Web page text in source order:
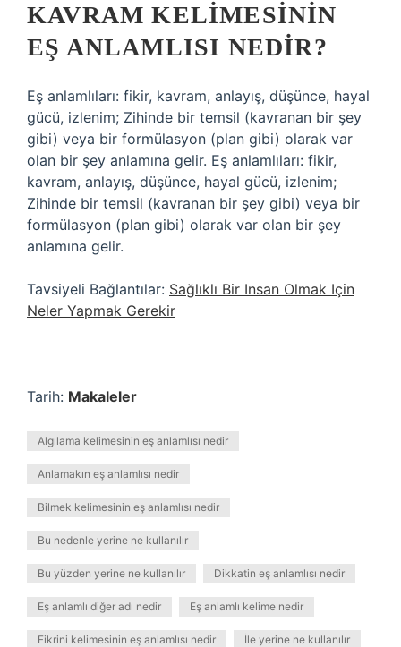
KAVRAM KELIMESININ
EŞ ANLAMLISI NEDIR?
Eş anlamlıları: fikir, kavram, anlayış, düşünce, hayal
gücü, izlenim; Zihinde bir temsil (kavranan bir şey
gibi) veya bir formülasyon (plan gibi) olarak var
olan bir şey anlamına gelir. Eş anlamlıları: fikir,
kavram, anlayış, düşünce, hayal gücü, izlenim;
Zihinde bir temsil (kavranan bir şey gibi) veya bir
formülasyon (plan gibi) olarak var olan bir şey
anlamına gelir.
Tavsiyeli Bağlantılar: Sağlıklı Bir Insan Olmak Için
Neler Yapmak Gerekir
Tarih: Makaleler
Algılama kelimesinin eş anlamlısı nedir
Anlamakın eş anlamlısı nedir
Bilmek kelimesinin eş anlamlısı nedir
Bu nedenle yerine ne kullanılır
Bu yüzden yerine ne kullanılır Dikkatin eş anlamlısı nedir
Eş anlamlı diğer adı nedir Eş anlamlı kelime nedir
Fikrini kelimesinin eş anlamlısı nedir İle yerine ne kullanılır